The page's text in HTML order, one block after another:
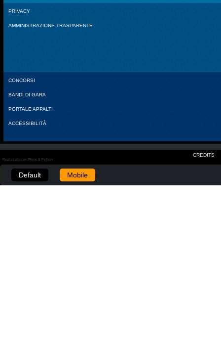
PRIVACY
AMMINISTRAZIONE TRASPARENTE
CONCORSI
BANDI DI GARA
PORTALE APPALTI
ACCESSIBILITÀ
CREDITS
Realizzato con Plone & Python
Default Mobile